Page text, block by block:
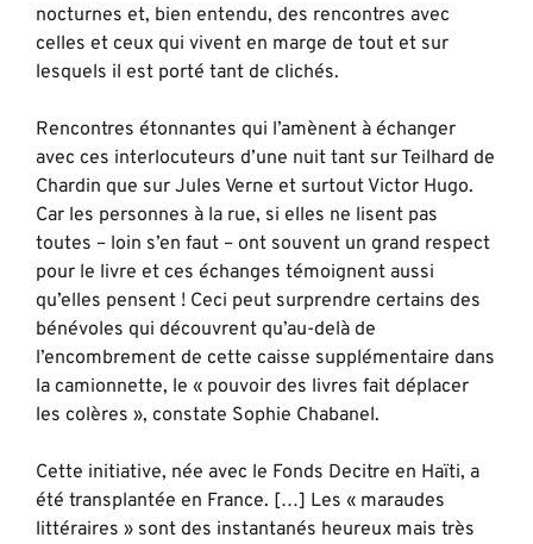
nocturnes et, bien entendu, des rencontres avec
celles et ceux qui vivent en marge de tout et sur
lesquels il est porté tant de clichés.
Rencontres étonnantes qui l’amènent à échanger
avec ces interlocuteurs d’une nuit tant sur Teilhard de
Chardin que sur Jules Verne et surtout Victor Hugo.
Car les personnes à la rue, si elles ne lisent pas
toutes – loin s’en faut – ont souvent un grand respect
pour le livre et ces échanges témoignent aussi
qu’elles pensent ! Ceci peut surprendre certains des
bénévoles qui découvrent qu’au-delà de
l’encombrement de cette caisse supplémentaire dans
la camionnette, le « pouvoir des livres fait déplacer
les colères », constate Sophie Chabanel.
Cette initiative, née avec le Fonds Decitre en Haïti, a
été transplantée en France. […] Les « maraudes
littéraires » sont des instantanés heureux mais très